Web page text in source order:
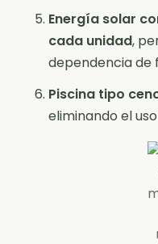
Energía solar
cada unidad,
dependencia de
Piscina tipo
eliminando el